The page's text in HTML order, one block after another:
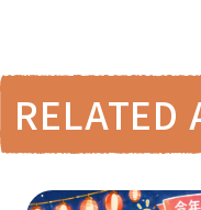
RELATED